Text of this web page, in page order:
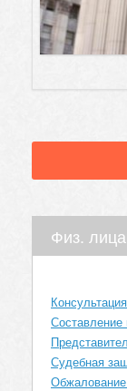
Физ.
Составление
Судебная